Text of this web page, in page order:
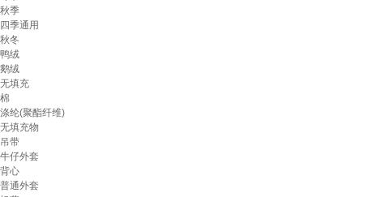
秋季
四季通用
秋冬
鸭绒
鹅绒
无填充
棉
涤纶(聚酯纤维)
无填充物
吊带
牛仔外套
背心
普通外套